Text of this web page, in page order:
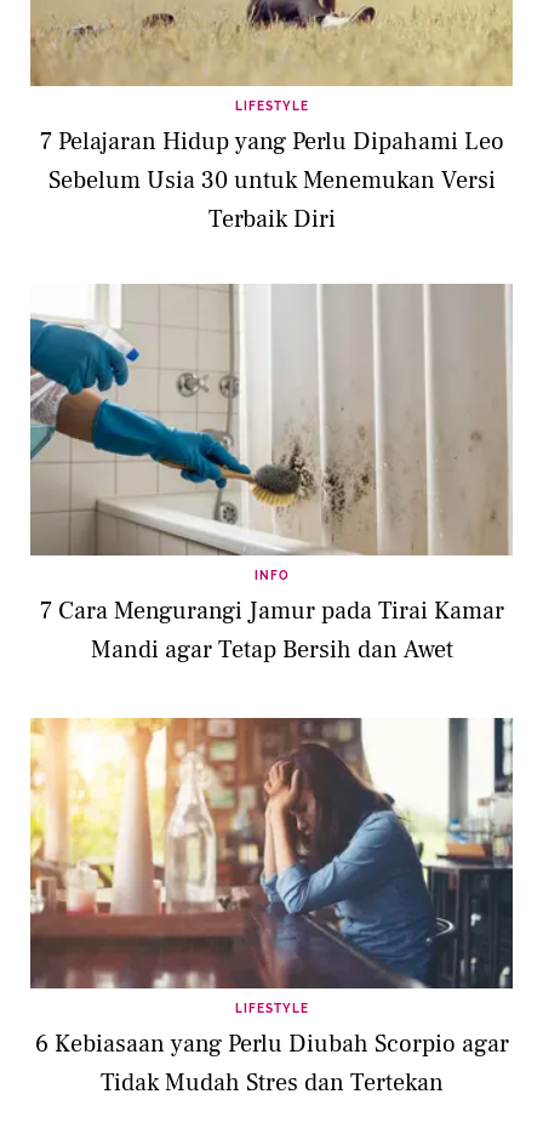
LIFESTYLE
7 Pelajaran Hidup yang Perlu Dipahami Leo
Sebelum Usia 30 untuk Menemukan Versi
Terbaik Diri
INFO
7 Cara Mengurangi Jamur pada Tirai Kamar
Mandi agar Tetap Bersih dan Awet
LIFESTYLE
6 Kebiasaan yang Perlu Diubah Scorpio agar
Tidak Mudah Stres dan Tertekan